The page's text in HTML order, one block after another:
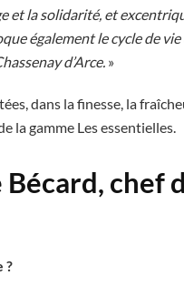
et la solidarité, et
également le cycle de
d’Arce. »
dans la finesse, la
la gamme Les essentielles.
chef
?